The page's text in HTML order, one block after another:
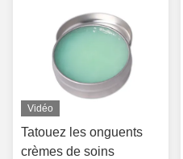
Vidéo
Tatouez les onguents
crèmes de soins